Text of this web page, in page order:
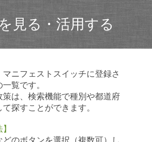
見る・活用する
マニフェストスイッチに登録さ
覧です。
策は、検索機能で種別や都道府
探すことができます。